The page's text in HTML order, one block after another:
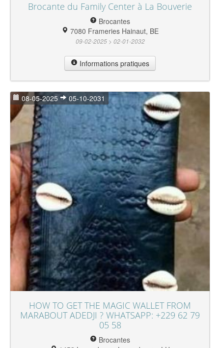
Brocante du Family Center à La Bouverie
Brocantes
7080 Frameries Hainaut, BE
09-02-2025 > 02-01-2032
Informations pratiques
08-05-2025 05-10-2031
HOW TO GET THE MAGIC WALLET FROM
MARABOUT ADEDJI ? WHATSAPP: +229 62 79
05 58
Brocantes